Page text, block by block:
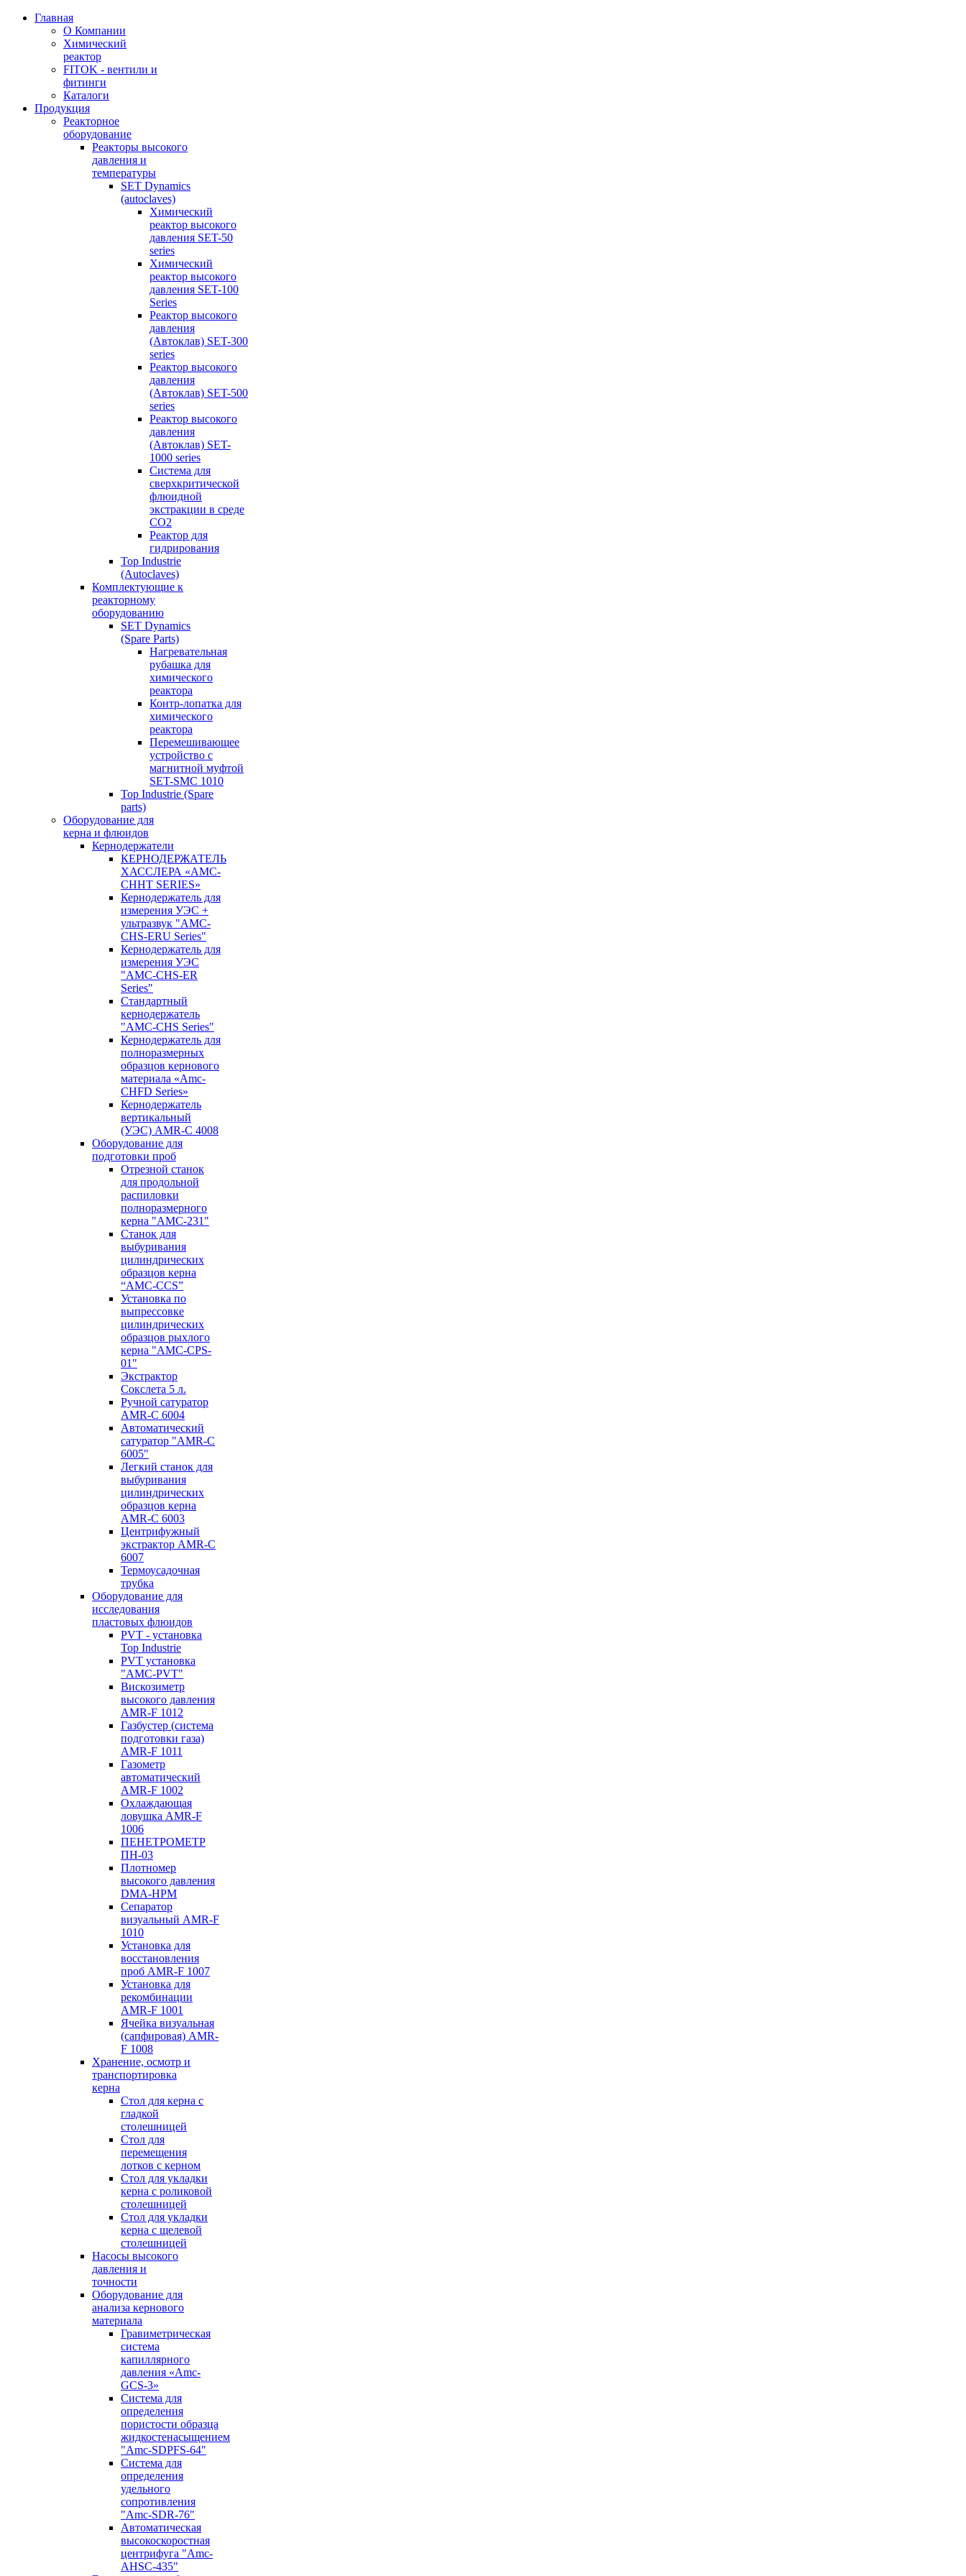
Главная
О Компании
Химический
реактор
FITOK - вентили и
фитинги
Каталоги
Продукция
Реакторное
оборудование
Реакторы высокого
давления и
температуры
SET Dynamics
(autoclaves)
Химический
реактор высокого
давления SET-50
series
Химический
реактор высокого
давления SET-100
Series
Реактор высокого
давления
(Автоклав) SET-300
series
Реактор высокого
давления
(Автоклав) SET-500
series
Реактор высокого
давления
(Автоклав) SET-
1000 series
Система для
сверхкритической
флюидной
экстракции в среде
СО2
Реактор для
гидрирования
Top Industrie
(Autoclaves)
Комплектующие к
реакторному
оборудованию
SET Dynamics
(Spare Parts)
Нагревательная
рубашка для
химического
реактора
Контр-лопатка для
химического
реактора
Перемешивающее
устройство с
магнитной муфтой
SET-SMC 1010
Top Industrie (Spare
parts)
Оборудование для
керна и флюидов
Кернодержатели
КЕРНОДЕРЖАТЕЛЬ
ХАССЛЕРА «AMC-
CHHT SERIES»
Кернодержатель для
измерения УЭС +
ультразвук "AMC-
CHS-ERU Series"
Кернодержатель для
измерения УЭС
"AMC-CHS-ER
Series"
Стандартный
кернодержатель
"AMC-CHS Series"
Кернодержатель для
полноразмерных
образцов кернового
материала «Amc-
CHFD Series»
Кернодержатель
вертикальный
(УЭС) AMR-C 4008
Оборудование для
подготовки проб
Отрезной станок
для продольной
распиловки
полноразмерного
керна "AMC-231"
Станок для
выбуривания
цилиндрических
образцов керна
“AMC-CCS”
Установка по
выпресcовке
цилиндрических
образцов рыхлого
керна "AMC-CPS-
01"
Экстрактор
Сокслета 5 л.
Ручной сатуратор
AMR-C 6004
Автоматический
сатуратор "AMR-C
6005"
Легкий станок для
выбуривания
цилиндрических
образцов керна
AMR-C 6003
Центрифужный
экстрактор AMR-C
6007
Термоусадочная
трубка
Оборудование для
исследования
пластовых флюидов
PVT - установка
Top Industrie
PVT установка
"AMC-PVT"
Вискозиметр
высокого давления
AMR-F 1012
Газбустер (система
подготовки газа)
AMR-F 1011
Газометр
автоматический
AMR-F 1002
Охлаждающая
ловушка AMR-F
1006
ПЕНЕТРОМЕТР
ПН-03
Плотномер
высокого давления
DMA-HPM
Сепаратор
визуальный AMR-F
1010
Установка для
восстановления
проб AMR-F 1007
Установка для
рекомбинации
AMR-F 1001
Ячейка визуальная
(сапфировая) AMR-
F 1008
Хранение, осмотр и
транспортировка
керна
Стол для керна с
гладкой
столешницей
Стол для
перемещения
лотков с керном
Стол для укладки
керна с роликовой
столешницей
Стол для укладки
керна с щелевой
столешницей
Насосы высокого
давления и
точности
Оборудование для
анализа кернового
материала
Гравиметрическая
система
капиллярного
давления «Amc-
GCS-3»
Система для
определения
пористости образца
жидкостенасыщением
"Amc-SDPFS-64"
Система для
определения
удельного
сопротивления
"Amc-SDR-76"
Автоматическая
высокоскоростная
центрифуга "Amc-
AHSC-435"